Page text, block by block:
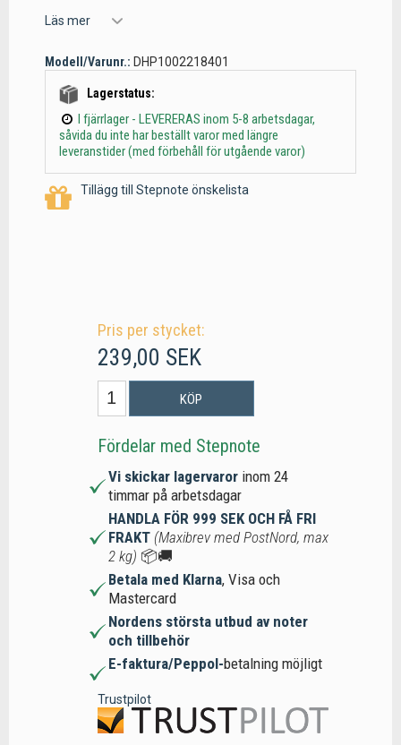
Läs mer
Modell/Varunr.: DHP1002218401
Lagerstatus:
I fjärrlager - LEVERERAS inom 5-8 arbetsdagar,
såvida du inte har beställt varor med längre
leveranstider (med förbehåll för utgående varor)
Tillägg till Stepnote önskelista
Pris per stycket:
239,00 SEK
KÖP
Fördelar med Stepnote
Vi skickar lagervaror inom 24
timmar på arbetsdagar
HANDLA FÖR 999 SEK OCH FÅ FRI
FRAKT (Maxibrev med PostNord, max
2 kg) 📦🚚
Betala med Klarna, Visa och
Mastercard
Nordens största utbud av noter
och tillbehör
E-faktura/Peppol-betalning möjligt
Trustpilot